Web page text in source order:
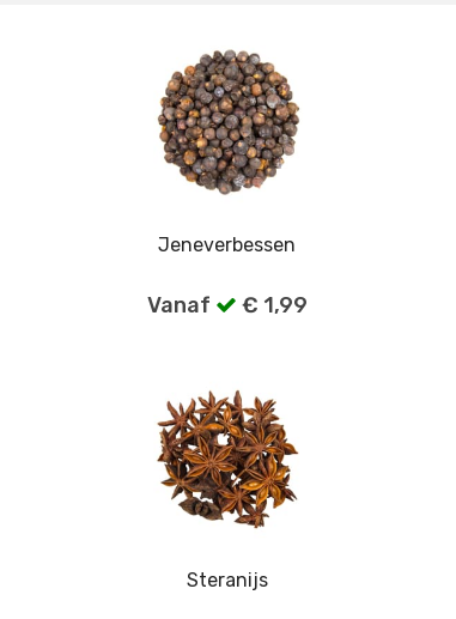
Jeneverbessen
Vanaf € 1,99
Steranijs